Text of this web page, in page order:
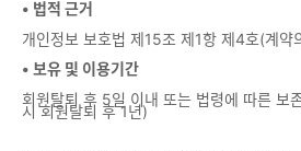
• 법적 근거
개인정보 보호법 제15조 제1항 제4호(계약
• 보유 및 이용기간
회원탈퇴 후 5일 이내 또는 법령에 따른 보
시 회원탈퇴 후 1년)